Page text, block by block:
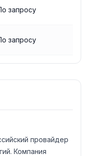
запросу
запросу
провайдер
Компания